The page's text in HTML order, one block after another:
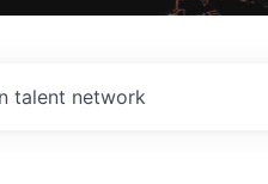
talent network